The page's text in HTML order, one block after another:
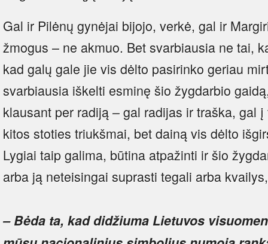
Gal ir Pilėnų gynėjai bijojo, verkė, gal ir
žmogus – ne akmuo. Bet svarbiausia ne tai,
kad galų gale jie vis dėlto pasirinko geriau
svarbiausia iškelti esminę šio žygdarbio
klausant per radiją – gal radijas ir traška, gal
kitos stoties triukšmai, bet dainą vis dėlto
Lygiai taip galima, būtina atpažinti ir šio
arba ją neteisingai suprasti tegali arba
– Bėda ta, kad didžiuma Lietuvos